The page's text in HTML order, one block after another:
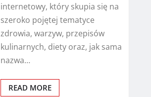
internetowy, który skupia się na
szeroko pojętej tematyce
zdrowia, warzyw, przepisów
kulinarnych, diety oraz, jak sama
nazwa…
READ MORE